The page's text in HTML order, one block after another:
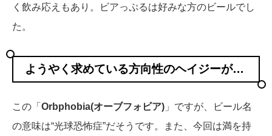
く飲み応えもあり。ビアっぷるは好みな方のビールでし
た。
ようやく求めている方向性のヘイジーが…
この「 Orbphobia(オーブフォビア) 」ですが、ビール名
の意味は“光球恐怖症”だそうです。また、今回は満を持